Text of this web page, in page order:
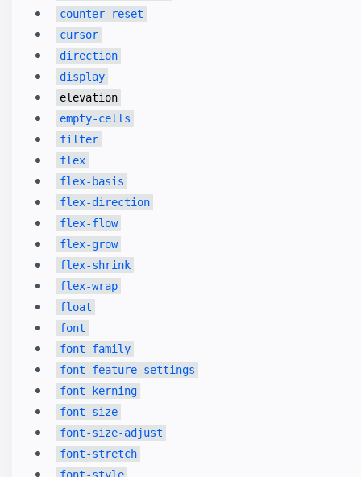
counter-reset
cursor
direction
display
elevation
empty-cells
filter
flex
flex-basis
flex-direction
flex-flow
flex-grow
flex-shrink
flex-wrap
float
font
font-family
font-feature-settings
font-kerning
font-size
font-size-adjust
font-stretch
font-style